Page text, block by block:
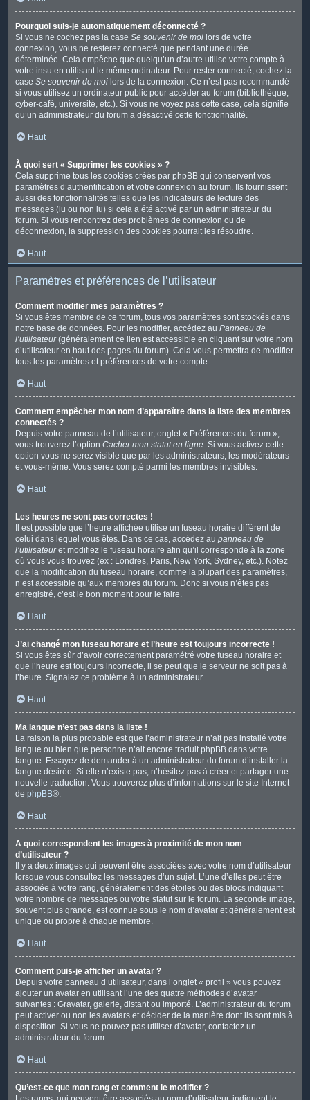
Pourquoi suis-je automatiquement déconnecté ?
Si vous ne cochez pas la case Se souvenir de moi lors de votre
connexion, vous ne resterez connecté que pendant une durée
déterminée. Cela empêche que quelqu’un d’autre utilise votre compte à
votre insu en utilisant le même ordinateur. Pour rester connecté, cochez la
case Se souvenir de moi lors de la connexion. Ce n’est pas recommandé
si vous utilisez un ordinateur public pour accéder au forum (bibliothèque,
cyber-café, université, etc.). Si vous ne voyez pas cette case, cela signifie
qu’un administrateur du forum a désactivé cette fonctionnalité.
Haut
À quoi sert « Supprimer les cookies » ?
Cela supprime tous les cookies créés par phpBB qui conservent vos
paramètres d’authentification et votre connexion au forum. Ils fournissent
aussi des fonctionnalités telles que les indicateurs de lecture des
messages (lu ou non lu) si cela a été activé par un administrateur du
forum. Si vous rencontrez des problèmes de connexion ou de
déconnexion, la suppression des cookies pourrait les résoudre.
Haut
Paramètres et préférences de l’utilisateur
Comment modifier mes paramètres ?
Si vous êtes membre de ce forum, tous vos paramètres sont stockés dans
notre base de données. Pour les modifier, accédez au Panneau de
l’utilisateur(généralement ce lien est accessible en cliquant sur votre nom
d’utilisateur en haut des pages du forum). Cela vous permettra de modifier
tous les paramètres et préférences de votre compte.
Haut
Comment empêcher mon nom d’apparaître dans la liste des membres
connectés ?
Depuis votre panneau de l’utilisateur, onglet « Préférences du forum »,
vous trouverez l’option Cacher mon statut en ligne. Si vous activez cette
option vous ne serez visible que par les administrateurs, les modérateurs
et vous-même. Vous serez compté parmi les membres invisibles.
Haut
Les heures ne sont pas correctes !
Il est possible que l’heure affichée utilise un fuseau horaire différent de
celui dans lequel vous êtes. Dans ce cas, accédez au panneau de
l’utilisateuret modifiez le fuseau horaire afin qu’il corresponde à la zone
où vous vous trouvez (ex : Londres, Paris, New York, Sydney, etc.). Notez
que la modification du fuseau horaire, comme la plupart des paramètres,
n’est accessible qu’aux membres du forum. Donc si vous n’êtes pas
enregistré, c’est le bon moment pour le faire.
Haut
J’ai changé mon fuseau horaire et l’heure est toujours incorrecte !
Si vous êtes sûr d’avoir correctement paramétré votre fuseau horaire et
que l’heure est toujours incorrecte, il se peut que le serveur ne soit pas à
l’heure. Signalez ce problème à un administrateur.
Haut
Ma langue n’est pas dans la liste !
La raison la plus probable est que l’administrateur n’ait pas installé votre
langue ou bien que personne n’ait encore traduit phpBB dans votre
langue. Essayez de demander à un administrateur du forum d’installer la
langue désirée. Si elle n’existe pas, n’hésitez pas à créer et partager une
nouvelle traduction. Vous trouverez plus d’informations sur le site Internet
de phpBB®.
Haut
A quoi correspondent les images à proximité de mon nom
d’utilisateur ?
Il y a deux images qui peuvent être associées avec votre nom d’utilisateur
lorsque vous consultez les messages d’un sujet. L’une d’elles peut être
associée à votre rang, généralement des étoiles ou des blocs indiquant
votre nombre de messages ou votre statut sur le forum. La seconde image,
souvent plus grande, est connue sous le nom d’avatar et généralement est
unique ou propre à chaque membre.
Haut
Comment puis-je afficher un avatar ?
Depuis votre panneau d’utilisateur, dans l’onglet « profil » vous pouvez
ajouter un avatar en utilisant l’une des quatre méthodes d’avatar
suivantes : Gravatar, galerie, distant ou importé. L’administrateur du forum
peut activer ou non les avatars et décider de la manière dont ils sont mis à
disposition. Si vous ne pouvez pas utiliser d’avatar, contactez un
administrateur du forum.
Haut
Qu’est-ce que mon rang et comment le modifier ?